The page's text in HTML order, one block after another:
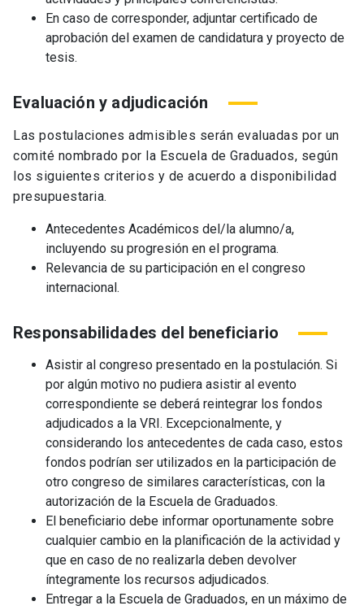
En caso de corresponder, adjuntar certificado de
aprobación del examen de candidatura y proyecto de
tesis.
Evaluación y adjudicación
Las postulaciones admisibles serán evaluadas por un
comité nombrado por la Escuela de Graduados, según
los siguientes criterios y de acuerdo a disponibilidad
presupuestaria.
Antecedentes Académicos del/la alumno/a,
incluyendo su progresión en el programa.
Relevancia de su participación en el congreso
internacional.
Responsabilidades del beneficiario
Asistir al congreso presentado en la postulación. Si
por algún motivo no pudiera asistir al evento
correspondiente se deberá reintegrar los fondos
adjudicados a la VRI. Excepcionalmente, y
considerando los antecedentes de cada caso, estos
fondos podrían ser utilizados en la participación de
otro congreso de similares características, con la
autorización de la Escuela de Graduados.
El beneficiario debe informar oportunamente sobre
cualquier cambio en la planificación de la actividad y
que en caso de no realizarla deben devolver
íntegramente los recursos adjudicados.
Entregar a la Escuela de Graduados, en un máximo de